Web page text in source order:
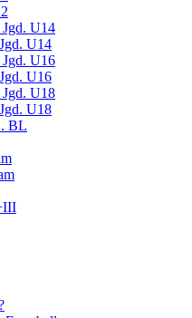
U14
U14
U16
U16
U18
U18
BL